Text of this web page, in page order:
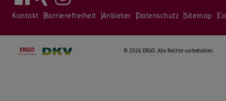
Kontakt Barrierefreiheit Anbieter Datenschutz Sitemap
© 2026 ERGO. Alle Rechte vorbehalten.